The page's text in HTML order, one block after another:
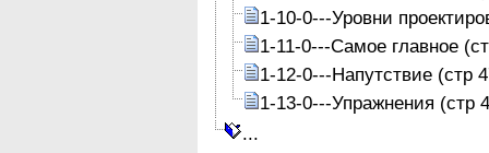
1-10-0---Уровни
1-11-0---Самое главное
1-12-0---Напутствие (стр
1-13-0---Упражнения (стр
...